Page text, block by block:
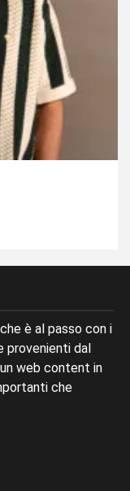
è al passo con i
provenienti dal
web content in
che